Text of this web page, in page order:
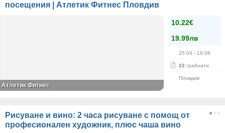
посещения | Атлетик Фитнес Пловдив
10.22€
19.99лв
25.04 - 19.08
22 грабнати
Пловдив
Атлетик Фитнес
Рисуване и вино: 2 часа рисуване с помощ от
професионален художник, плюс чаша вино